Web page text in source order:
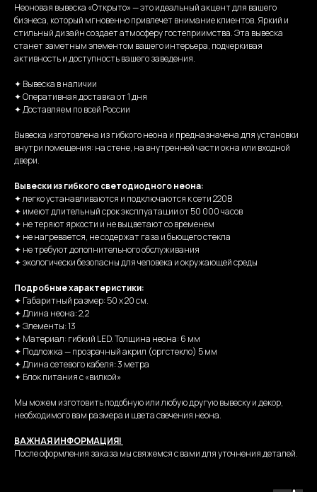
Неоновая вывеска «Открыто» — это идеальный акцент для вашего
бизнеса, который мгновенно привлечет внимание клиентов. Яркий и
стильный дизайн создает атмосферу гостеприимства. Эта вывеска
станет заметным элементом вашего интерьера, подчеркивая
активность и доступность вашего заведения.
✦ Вывеска в наличии
✦ Оперативная доставка от 1 дня
✦ Доставляем по всей России
Вывеска изготовлена из гибкого неона и предназначена для установки
внутри помещения: на стене, на внутренней части окна или входной
двери.
Вывески из гибкого светодиодного неона:
✦ легко устанавливаются и подключаются к сети 220В
✦ имеют длительный срок эксплуатации от 50 000 часов
✦ не теряют яркости и не выцветают со временем
✦ не нагревается, не содержат газа и бьющего стекла
✦ не требуют дополнительного обслуживания
✦ экологически безопасны для человека и окружающей среды
Подробные характеристики:
✦ Габаритный размер: 50 х 20 см.
✦ Длина неона: 2,2
✦ Элементы: 13
✦ Материал: гибкий LED. Толщина неона: 6 мм
✦ Подложка — прозрачный акрил (оргстекло) 5 мм
✦ Длина сетевого кабеля: 3 метра
✦ Блок питания с «вилкой»
Мы можем изготовить подобную или любую другую вывеску и декор,
необходимого вам размера и цвета свечения неона.
ВАЖНАЯ ИНФОРМАЦИЯ!
После оформления заказа мы свяжемся с вами для уточнения деталей.